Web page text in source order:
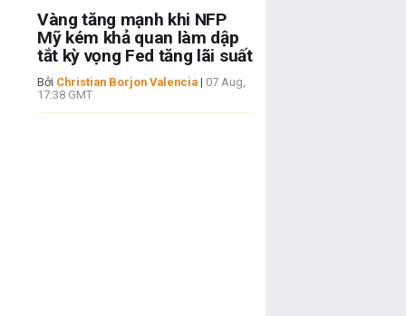
Vàng tăng mạnh khi NFP
Mỹ kém khả quan làm dập
tắt kỳ vọng Fed tăng lãi suất
Bởi Christian Borjon Valencia| 07 Aug,
17:38 GMT